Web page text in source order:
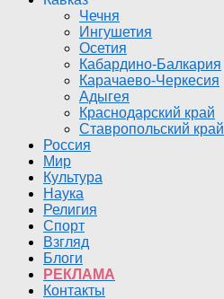
Чечня
Ингушетия
Осетия
Кабардино-Балкария
Карачаево-Черкесия
Адыгея
Краснодарский край
Ставропольский край
Россия
Мир
Культура
Наука
Религия
Спорт
Взгляд
Блоги
РЕКЛАМА
Контакты